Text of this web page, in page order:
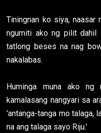
Tiningnan ko siya, naasar
ngumiti ako ng pilit dahil
tatlong beses na nag
nakalabas.
Huminga muna ako ng
kamalasang nangyari sa
'antanga-tanga mo talaga,
na ang talaga sayo Riju.'